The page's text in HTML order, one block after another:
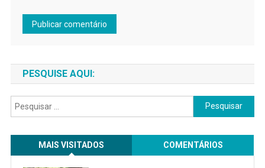
PESQUISE AQUI:
Pesquisar
por:
MAIS VISITADOS COMENTÁRIOS